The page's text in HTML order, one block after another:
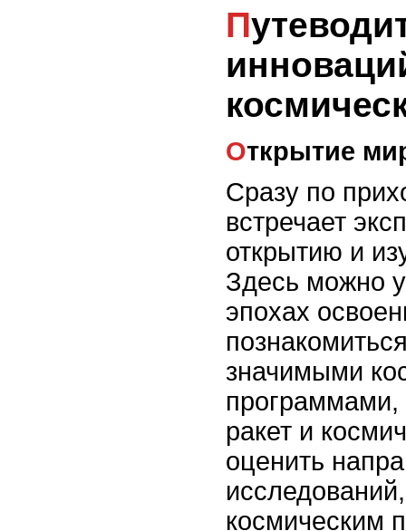
Путеводитель по миру
Открытие
Сразу по
встречает
открытию и
Здесь можно
эпохах
значимыми
программами,
ракет и
оценить
космическим